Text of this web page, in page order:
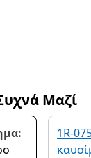
Μαζί
1R-